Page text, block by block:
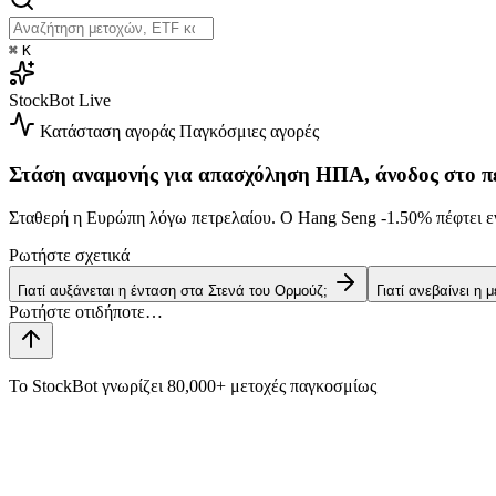
⌘ K
StockBot Live
Κατάσταση αγοράς Παγκόσμιες αγορές
Στάση αναμονής για απασχόληση ΗΠΑ, άνοδος στο
Σταθερή η Ευρώπη λόγω πετρελαίου. Ο Hang Seng -1.50% πέφτει
Ρωτήστε σχετικά
Γιατί αυξάνεται η ένταση στα Στενά του Ορμούζ; Γιατί ανεβαίνει
Το StockBot γνωρίζει 80,000+ μετοχές παγκοσμίως